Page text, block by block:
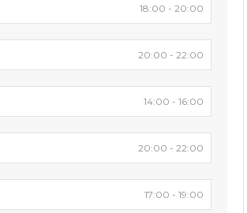
18:00 - 20:00
20:00 - 22:00
14:00 - 16:00
20:00 - 22:00
17:00 - 19:00